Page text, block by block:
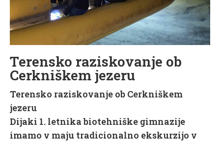
Terensko raziskovanje ob
Cerkniškem jezeru
Terensko raziskovanje ob Cerkniškem
jezeru
Dijaki 1. letnika biotehniške gimnazije
imamo v maju tradicionalno ekskurzijo v